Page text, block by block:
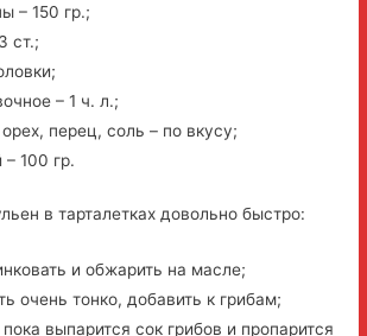
– 150 гр.;
ст.;
– 1 ч. л.;
перец, соль – по вкусу;
100 гр.
в тарталетках довольно быстро:
и обжарить на масле;
очень тонко, добавить к грибам;
выпарится сок грибов и пропарится